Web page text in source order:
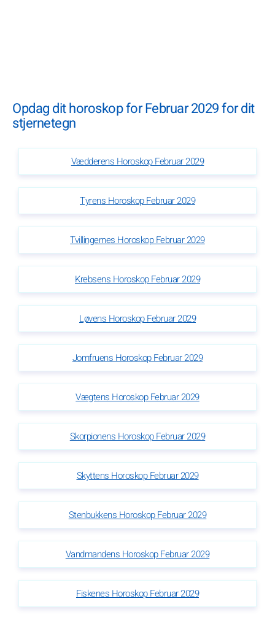
Opdag dit horoskop for Februar 2029 for dit
stjernetegn
Vædderens Horoskop Februar 2029
Tyrens Horoskop Februar 2029
Tvillingernes Horoskop Februar 2029
Krebsens Horoskop Februar 2029
Løvens Horoskop Februar 2029
Jomfruens Horoskop Februar 2029
Vægtens Horoskop Februar 2029
Skorpionens Horoskop Februar 2029
Skyttens Horoskop Februar 2029
Stenbukkens Horoskop Februar 2029
Vandmandens Horoskop Februar 2029
Fiskenes Horoskop Februar 2029